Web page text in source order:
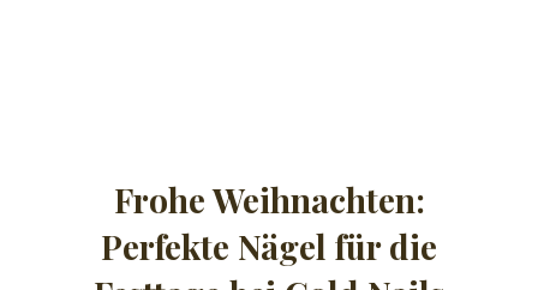
Frohe Weihnachten:
Perfekte Nägel für die